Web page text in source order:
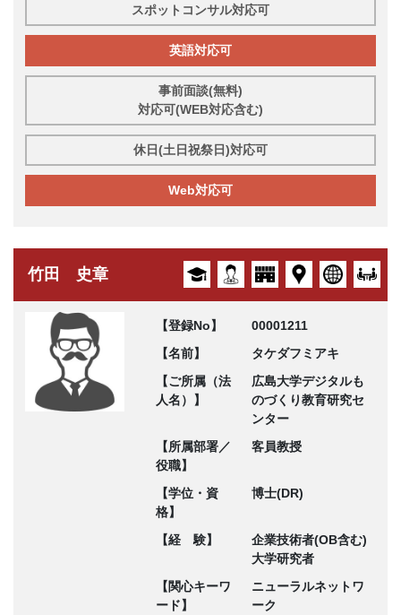
スポットコンサル対応可
英語対応可
事前面談(無料)
対応可(WEB対応含む)
休日(土日祝祭日)対応可
Web対応可
竹田 史章
【登録No】
00001211
【名前】
タケダフミアキ
【ご所属（法
人名）】
広島大学デジタルも
のづくり教育研究セ
ンター
【所属部署／
役職】
客員教授
【学位・資
格】
博士(DR)
【経 験】
企業技術者(OB含む)
大学研究者
【関心キーワ
ード】
ニューラルネットワ
ーク